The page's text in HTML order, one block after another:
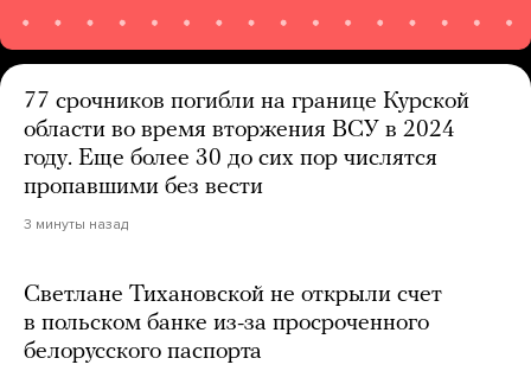
77 срочников погибли на границе Курской
области во время вторжения ВСУ в 2024
году. Еще более 30 до сих пор числятся
пропавшими без вести
3 минуты назад
Светлане Тихановской не открыли счет
в польском банке из-за просроченного
белорусского паспорта